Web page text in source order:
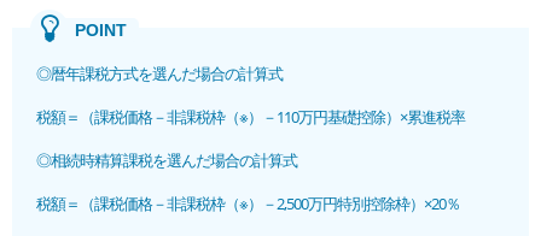
◎暦年課税方式を選んだ場合の計算式
税額＝（課税価格－非課税枠（※）－110万円基礎控除）×累進税率
◎相続時精算課税を選んだ場合の計算式
税額＝（課税価格－非課税枠（※）－2,500万円特別控除枠）×20％